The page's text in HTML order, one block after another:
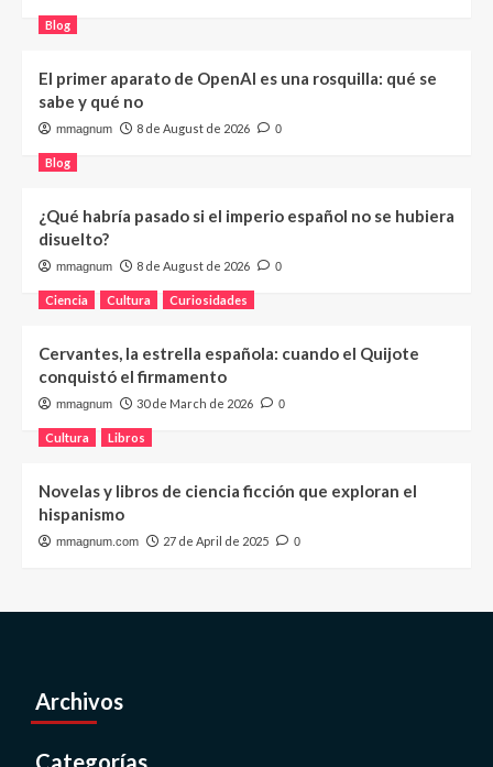
Blog
El primer aparato de OpenAI es una rosquilla: qué se
sabe y qué no
mmagnum 8 de August de 2026 0
Blog
¿Qué habría pasado si el imperio español no se hubiera
disuelto?
mmagnum 8 de August de 2026 0
Ciencia Cultura Curiosidades
Cervantes, la estrella española: cuando el Quijote
conquistó el firmamento
mmagnum 30 de March de 2026 0
Cultura Libros
Novelas y libros de ciencia ficción que exploran el
hispanismo
mmagnum.com 27 de April de 2025 0
Archivos